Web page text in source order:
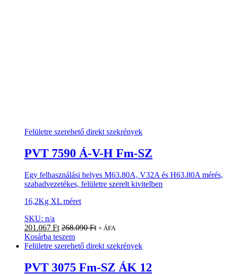
Felületre szerehető direkt szekrények
PVT 7590 Á-V-H Fm-SZ
Egy felhasználási helyes M63.80A, V32A és H63.80A mérés,
szabadvezetékes, felületre szerelt kivitelben
16,2Kg XL méret
SKU: n/a
201.067 Ft 268.090Ft + ÁFA
Kosárba teszem
Felületre szerehető direkt szekrények
PVT 3075 Fm-SZ ÁK 12